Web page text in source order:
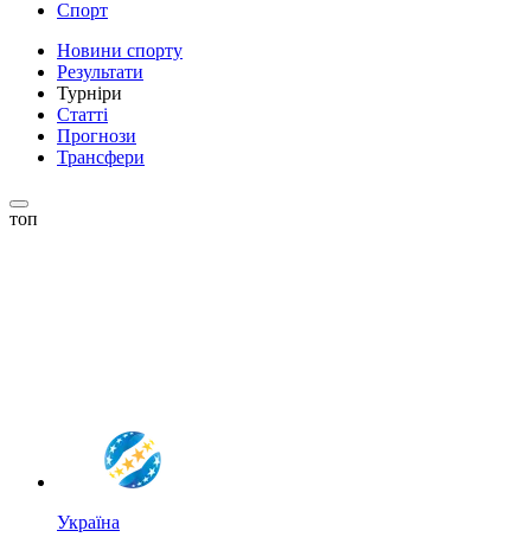
Спорт
Новини спорту
Результати
Турніри
Статті
Прогнози
Трансфери
топ
Україна